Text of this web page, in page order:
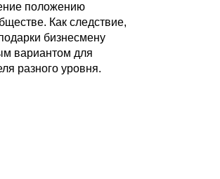
положению
Как следствие,
бизнесмену
вариантом для
разного уровня.